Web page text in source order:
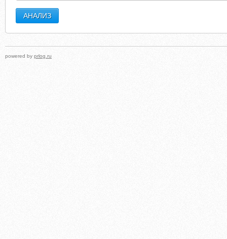
powered by prlog.ru